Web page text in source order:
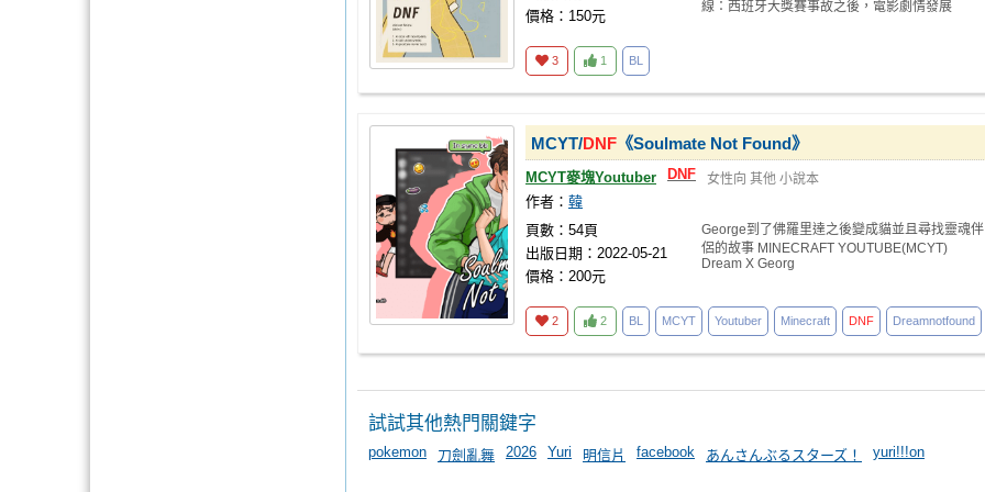
價格：150元
線：西班牙大獎賽事故之後，電影劇情發展
3 1 BL
MCYT/DNF 《Soulmate Not Found》
MCYT麥塊Youtuber DNF 女性向 其他 小說本
作者： 韓
頁數：54頁
出版日期：2022-05-21
價格：200元
George到了佛羅里達之後變成貓並且尋找靈魂伴
侶的故事 MINECRAFT YOUTUBE(MCYT)
Dream X Georg
2 2 BL MCYT Youtuber Minecraft DNF Dreamnotfound
試試其他熱門關鍵字
pokemon 刀劍亂舞 2026 Yuri 明信片 facebook あんさんぶるスターズ！ yuri!!!on